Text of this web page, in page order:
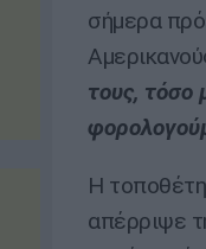
σήμερα
τους, τόσο
Η
απέρριψε